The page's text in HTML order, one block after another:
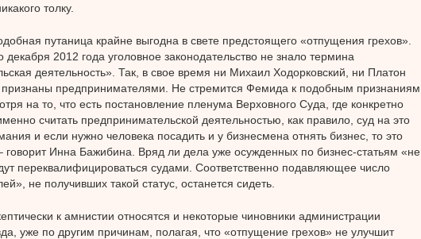
толку.
путаница крайне выгодна в свете предстоящего «отпущения грехов».
декабря 2012 года уголовное законодательство не знало термина
деятельность». Так, в свое время ни Михаил Ходорковский, ни Платон
предпринимателями. Не стремится Фемида к подобным признаниям
на то, что есть постановление пленума Верховного Суда, где конкретно
считать предпринимательской деятельностью, как правило, суд на это
и если нужно человека посадить и у бизнесмена отнять бизнес, то это
говорит Инна Бажибина. Вряд ли дела уже осужденных по бизнес-статьям «не
переквалифицироваться судами. Соответственно подавляющее число
не получивших такой статус, останется сидеть.
к амнистии относятся и некоторые чиновники администрации
уже по другим причинам, полагая, что «отпущение грехов» не улучшит